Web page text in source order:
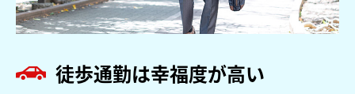
徒歩通勤は幸福度が高い